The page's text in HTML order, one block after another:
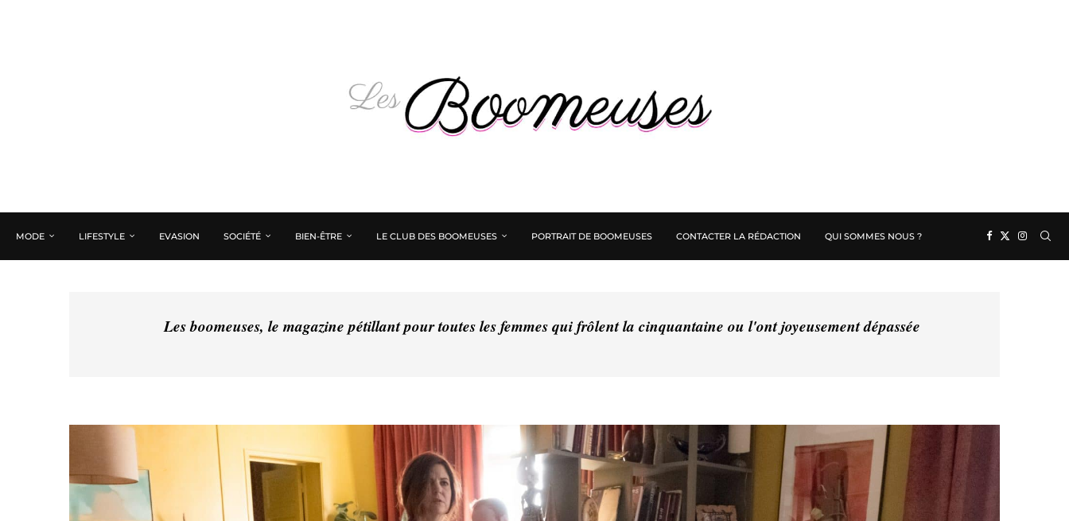
MODE LIFESTYLE EVASION SOCIÉTÉ BIEN-ÊTRE LE CLUB DES BOOMEUSES PORTRAIT DE BOOMEUSES CONTACTER LA RÉDACTION QUI SOMMES NOUS ?
Les boomeuses, le magazine pétillant pour toutes les femmes qui frôlent la cinquantaine ou l'ont joyeusement dépassée